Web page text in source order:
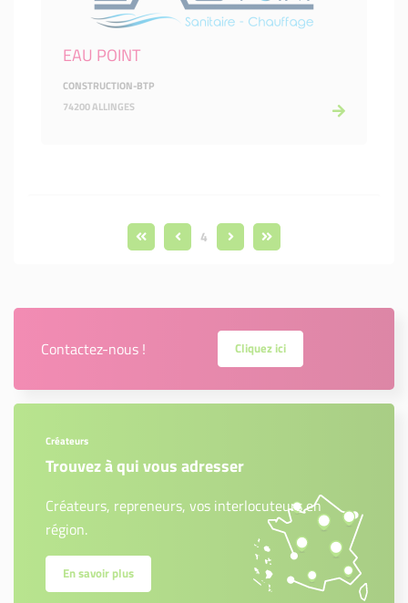
EAU POINT
CONSTRUCTION-BTP
74200 ALLINGES
4
Contactez-nous ! Cliquez ici
Créateurs
Trouvez à qui vous adresser
Créateurs, repreneurs, vos interlocuteurs en
région.
En savoir plus